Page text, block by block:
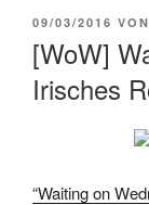
09/03/2016 VON
[WoW]
Irisches
“Waiting on